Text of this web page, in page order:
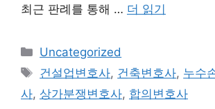
최근 판례를 통해 … 더 읽기
카
테
리
Uncategorized
태
그
건설업변호사, 건축변호사, 누수
사, 상가분쟁변호사, 합의변호사